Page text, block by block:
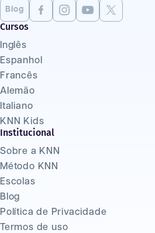
Blog
Cursos
Inglês
Espanhol
Francês
Alemão
Italiano
KNN Kids
Institucional
Sobre a KNN
Método KNN
Escolas
Blog
Política de Privacidade
Termos de uso